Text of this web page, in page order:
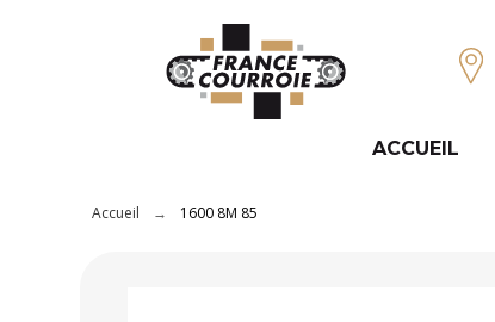
ACCUEIL
Accueil 1600 8M 85